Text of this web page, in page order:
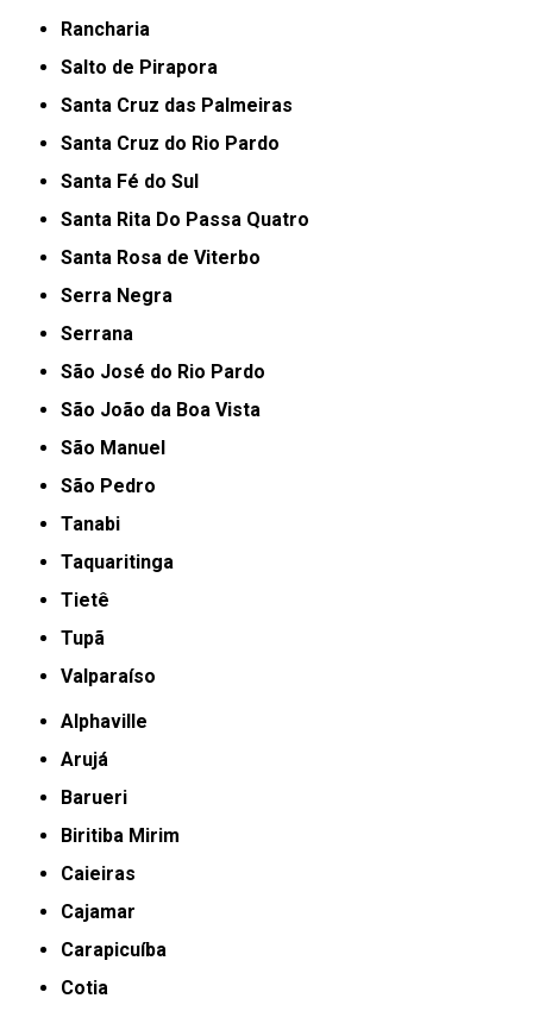
Rancharia
Salto de Pirapora
Santa Cruz das Palmeiras
Santa Cruz do Rio Pardo
Santa Fé do Sul
Santa Rita Do Passa Quatro
Santa Rosa de Viterbo
Serra Negra
Serrana
São José do Rio Pardo
São João da Boa Vista
São Manuel
São Pedro
Tanabi
Taquaritinga
Tietê
Tupã
Valparaíso
Alphaville
Arujá
Barueri
Biritiba Mirim
Caieiras
Cajamar
Carapicuíba
Cotia